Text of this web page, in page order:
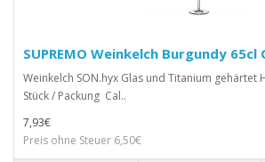
SUPREMO Weinkelch Burgundy 65cl
Weinkelch SON.hyx Glas und Titanium gehärtet
Stück / Packung Cal..
7,93€
Preis ohne Steuer 6,50€